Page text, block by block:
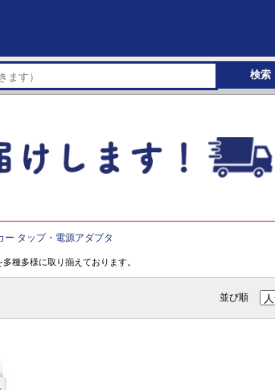
検索
ー タップ・電源アダプタ
種多様に取り揃えております。
並び順